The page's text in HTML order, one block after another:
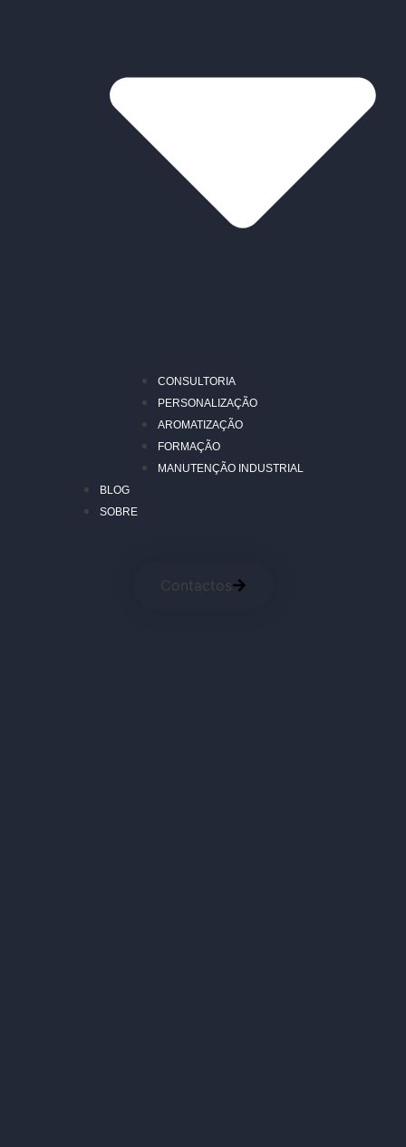
CONSULTORIA
PERSONALIZAÇÃO
AROMATIZAÇÃO
FORMAÇÃO
MANUTENÇÃO INDUSTRIAL
BLOG
SOBRE
Contactos